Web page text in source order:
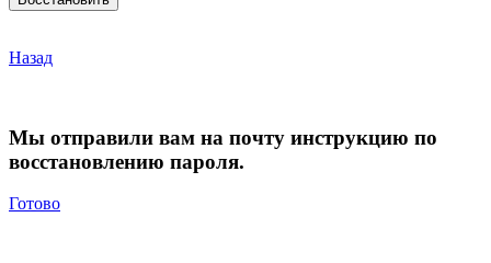
Назад
Мы отправили вам на почту инструкцию по
восстановлению пароля.
Готово